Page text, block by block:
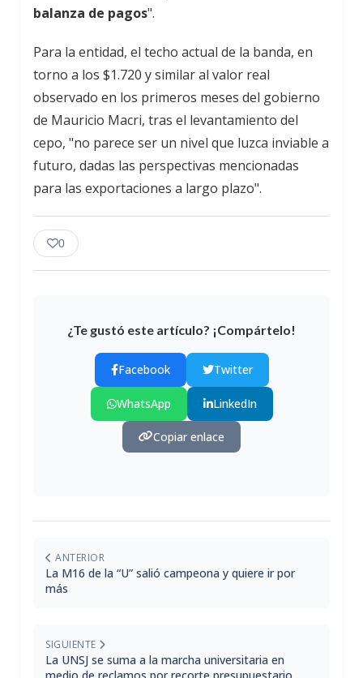
balanza de pagos".
Para la entidad, el techo actual de la banda, en
torno a los $1.720 y similar al valor real
observado en los primeros meses del gobierno
de Mauricio Macri, tras el levantamiento del
cepo, "no parece ser un nivel que luzca inviable a
futuro, dadas las perspectivas mencionadas
para las exportaciones a largo plazo".
0
¿Te gustó este artículo? ¡Compártelo!
Facebook Twitter
WhatsApp LinkedIn
Copiar enlace
ANTERIOR
La M16 de la “U” salió campeona y quiere ir por
más
SIGUIENTE
La UNSJ se suma a la marcha universitaria en
medio de reclamos por recorte presupuestario